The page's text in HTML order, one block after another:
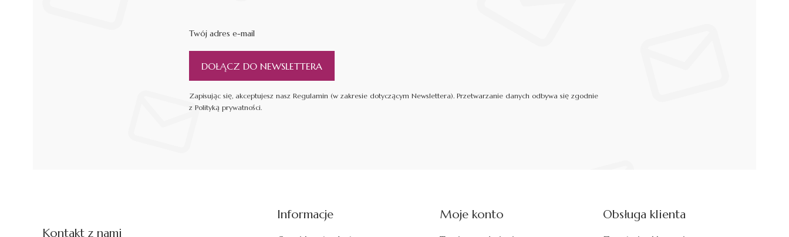
Twój adres e-mail
DOŁĄCZ DO NEWSLETTERA
Zapisując się, akceptujesz nasz Regulamin (w zakresie dotyczącym Newslettera). Przetwarzanie danych odbywa się zgodnie
z Polityką prywatności.
Kontakt z nami
Linki w stopce
Informacje Moje konto Obsługa klienta